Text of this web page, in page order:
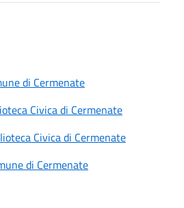
di Cermenate
Civica di Cermenate
Civica di Cermenate
di Cermenate